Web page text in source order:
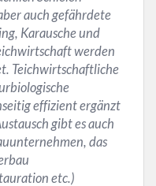
auch gefährdete
Karausche und
werden
Teichwirtschaftliche
effizient ergänzt
gibt es auch
das
etc.)